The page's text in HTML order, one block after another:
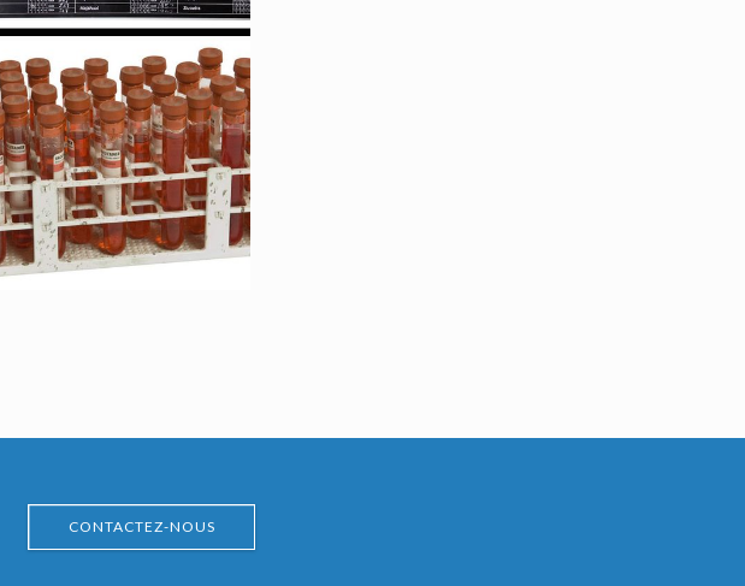
Tableau original des élections dans Battlestar Galactica
Vu à l'écran
CONTACTEZ-NOUS